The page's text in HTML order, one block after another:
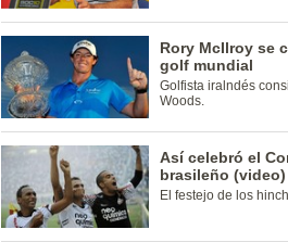
Rory McIlroy se
golf mundial
Golfista iralndés
Woods.
Así celebró el
brasileño (video)
El festejo de los